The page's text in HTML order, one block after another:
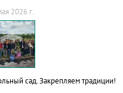
2026 г.
сад. Закрепляем традиции!